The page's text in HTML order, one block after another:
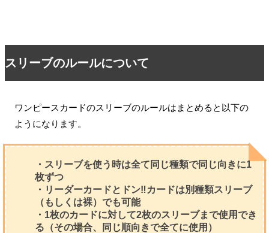
スリーブのルールについて
ワンピースカードのスリーブのルールはまとめると以下の
ようになります。
・スリーブを使う時は全て同じ種類で同じ向きに1
枚ずつ
・リーダーカードとドン‼カードは別種類スリーブ
（もしくは裸）でも可能
・1枚のカードに対して2枚のスリーブまで使用でき
る（その場合、同じ順向きで全てに使用）